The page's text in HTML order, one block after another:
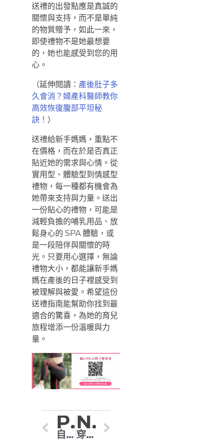
送禮的出發點應是真誠的
關懷與支持，而不是單純
的物質贈予，如此一來，
即使禮物不是她最想要
的，她也能感受到您的用
心。
（延伸閱讀： 產後肚子多
久會消？婦產科醫師教你
高效恢復腹部平坦秘
訣！ ）
送禮給新手媽媽，重點不
在價格，而在於是否真正
貼近她的需求與心情。從
實用型、體驗型到情感型
禮物，每一種都有機會為
她帶來支持與力量。送出
一份貼心的禮物，可能是
減輕負擔的哺乳用品、放
鬆身心的 SPA 體驗，或
是一段陪伴與關懷的時
光。只要用心選擇，無論
禮物大小，都能讓新手媽
媽在產後的日子裡感受到
被理解與被愛。希望這份
送禮指南能幫助你找到最
適合的驚喜，為她的育兒
旅程增添一份溫暖與力
量。
Previous
自然產一定要住院三天嗎？ 產後住院天數一次講清楚
Next
穿壓力襪腿會變細嗎 ？7大功效＋選購技巧完整解析